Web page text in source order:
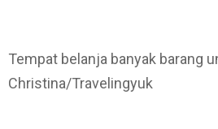
Tempat belanja banyak barang
Christina/Travelingyuk